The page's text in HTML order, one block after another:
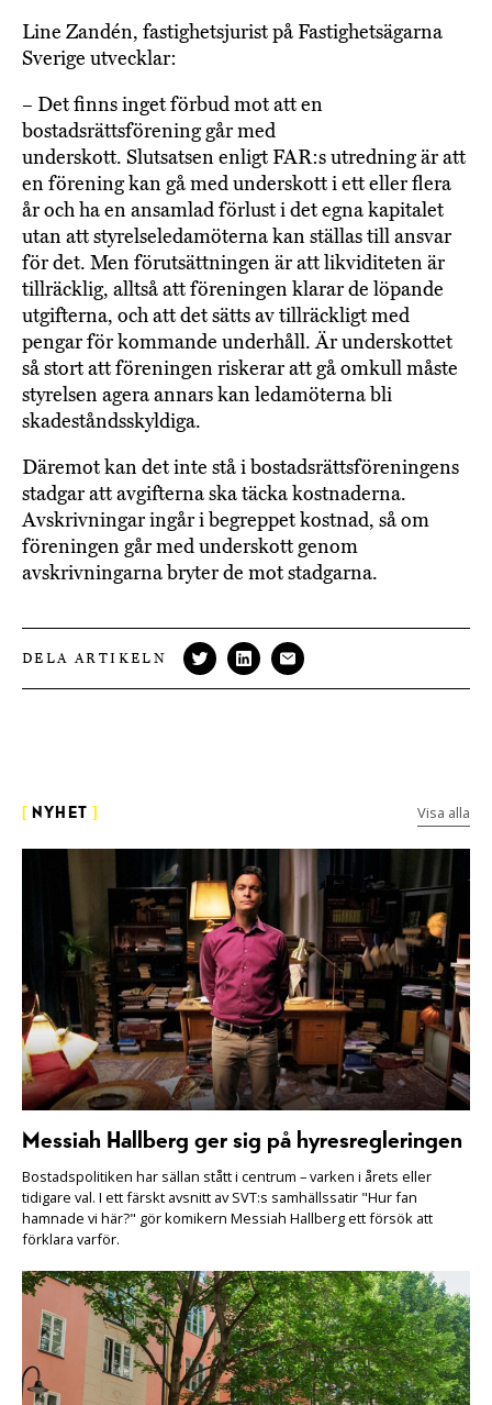
Line Zandén, fastighetsjurist på Fastighetsägarna
Sverige utvecklar:
– Det finns inget förbud mot att en
bostadsrättsförening går med
underskott. Slutsatsen enligt FAR:s utredning är att
en förening kan gå med underskott i ett eller flera
år och ha en ansamlad förlust i det egna kapitalet
utan att styrelseledamöterna kan ställas till ansvar
för det. Men förutsättningen är att likviditeten är
tillräcklig, alltså att föreningen klarar de löpande
utgifterna, och att det sätts av tillräckligt med
pengar för kommande underhåll. Är underskottet
så stort att föreningen riskerar att gå omkull måste
styrelsen agera annars kan ledamöterna bli
skadeståndsskyldiga.
Däremot kan det inte stå i bostadsrättsföreningens
stadgar att avgifterna ska täcka kostnaderna.
Avskrivningar ingår i begreppet kostnad, så om
föreningen går med underskott genom
avskrivningarna bryter de mot stadgarna.
DELA ARTIKELN
[ NYHET ] Visa alla
Messiah Hallberg ger sig på hyresregleringen
Bostadspolitiken har sällan stått i centrum – varken i årets eller
tidigare val. I ett färskt avsnitt av SVT:s samhällssatir "Hur fan
hamnade vi här?" gör komikern Messiah Hallberg ett försök att
förklara varför.